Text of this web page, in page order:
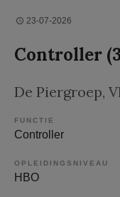
23-07-2026
Controller
De Piergroep,
FUNCTIE
Controller
OPLEIDINGSNIVEAU
HBO